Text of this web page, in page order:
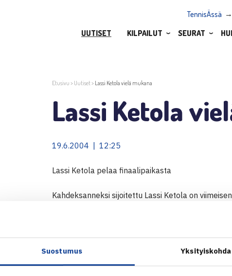
Suostumus
TennisÄssä
UUTISET
KILPAILUT SEURAT
Etusivu > Uutiset> Lassi Ketola vielä mukana
Lassi Ketola
19.6.2004 | 12:25
Lassi Ketola pelaa finaalipaikasta
Kahdeksanneksi sijoitettu Lassi Ketola on
välierässä ovat vastakkain ruotsalaiset,
(RN)
Savitaipale OP Open